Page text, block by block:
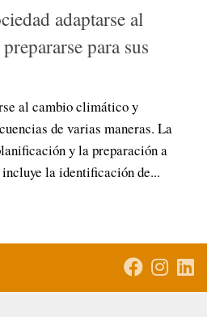
adaptarse al
para sus
al cambio climático y
de varias maneras. La
y la preparación a
la identificación de...